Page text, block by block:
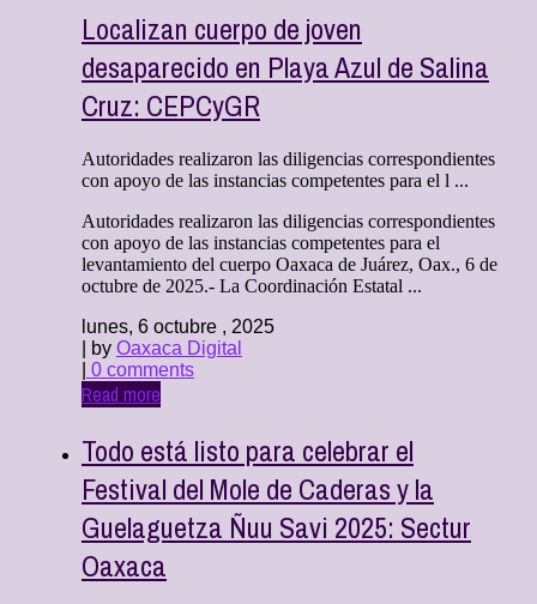
Localizan cuerpo de joven
desaparecido en Playa Azul de Salina
Cruz: CEPCyGR
Autoridades realizaron las diligencias correspondientes
con apoyo de las instancias competentes para el l ...
Autoridades realizaron las diligencias correspondientes
con apoyo de las instancias competentes para el
levantamiento del cuerpo Oaxaca de Juárez, Oax., 6 de
octubre de 2025.- La Coordinación Estatal ...
lunes, 6 octubre , 2025
| by Oaxaca Digital
0 comments
Read more
Todo está listo para celebrar el
Festival del Mole de Caderas y la
Guelaguetza Ñuu Savi 2025: Sectur
Oaxaca